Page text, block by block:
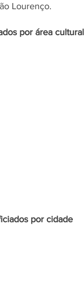
Lourenço.
por área cultural
por cidade